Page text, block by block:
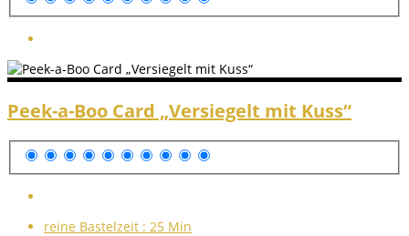
Peek-a-Boo Card „Versiegelt mit Kuss“
reine Bastelzeit : 25 Min